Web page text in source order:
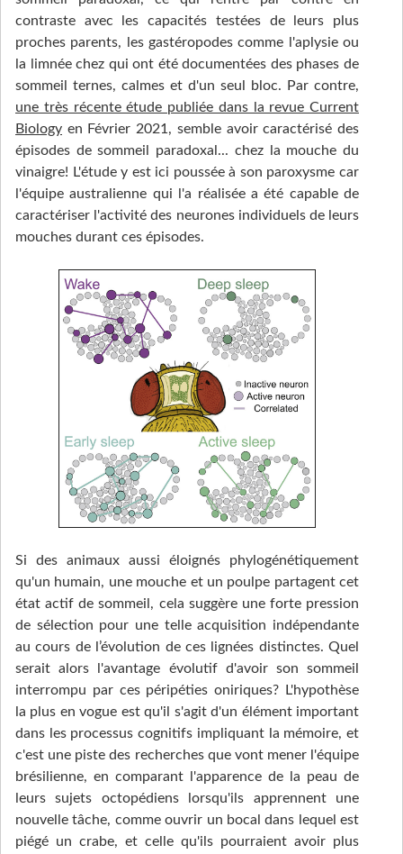
contraste avec les capacités testées de leurs plus
proches parents, les gastéropodes comme l'aplysie ou
la limnée chez qui ont été documentées des phases de
sommeil ternes, calmes et d'un seul bloc. Par contre,
une très récente étude publiée dans la revue Current
Biology en Février 2021, semble avoir caractérisé des
épisodes de sommeil paradoxal... chez la mouche du
vinaigre! L'étude y est ici poussée à son paroxysme car
l'équipe australienne qui l'a réalisée a été capable de
caractériser l'activité des neurones individuels de leurs
mouches durant ces épisodes.
Si des animaux aussi éloignés phylogénétiquement
qu'un humain, une mouche et un poulpe partagent cet
état actif de sommeil, cela suggère une forte pression
de sélection pour une telle acquisition indépendante
au cours de l’évolution de ces lignées distinctes. Quel
serait alors l'avantage évolutif d'avoir son sommeil
interrompu par ces péripéties oniriques? L'hypothèse
la plus en vogue est qu'il s'agit d'un élément important
dans les processus cognitifs impliquant la mémoire, et
c'est une piste des recherches que vont mener l'équipe
brésilienne, en comparant l'apparence de la peau de
leurs sujets octopédiens lorsqu'ils apprennent une
nouvelle tâche, comme ouvrir un bocal dans lequel est
piégé un crabe, et celle qu'ils pourraient avoir plus